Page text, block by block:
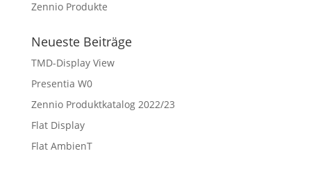
Zennio Produkte
Neueste Beiträge
TMD-Display View
Presentia W0
Zennio Produktkatalog 2022/23
Flat Display
Flat AmbienT